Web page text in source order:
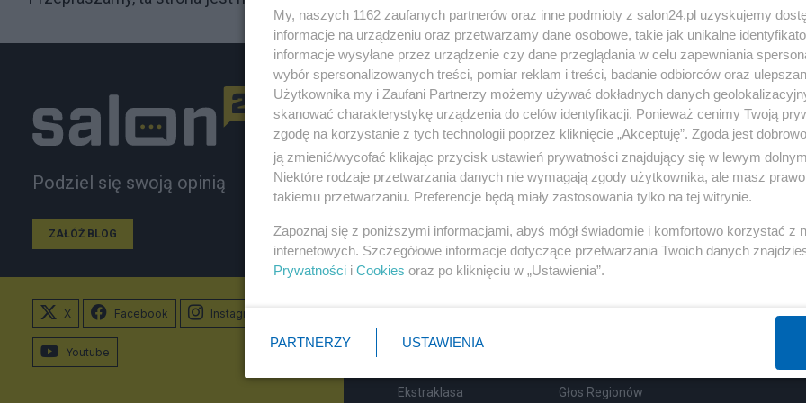
Podziel się swoją opinią
ZAŁÓŻ BLOG
Polityka
Rosja
PiS
Rząd
NATO
WIĘCEJ
Gospodarka
Biznes
Pieniądze
Centralny Port Komunikacyjny
Podatki
WIĘCEJ
Ekstraklasa Głos Regionów
X Facebook Instagram
Youtube
My, naszych 1162 zaufanych partnerów oraz inne podmioty z salon24.pl uzyskujemy
informacje na urządzeniu oraz przetwarzamy dane osobowe, takie jak unikalne
informacje wysyłane przez urządzenie czy dane przeglądania w celu zapewniania
wybór spersonalizowanych treści, pomiar reklam i treści, badanie odbiorców oraz
Użytkownika my i Zaufani Partnerzy możemy używać dokładnych danych
skanować charakterystykę urządzenia do celów identyfikacji. Ponieważ cenimy Twoją
zgodę na korzystanie z tych technologii poprzez kliknięcie „Akceptuję”. Zgoda jest
ją zmienić/wycofać klikając przycisk ustawień prywatności znajdujący się w lewym
Niektóre rodzaje przetwarzania danych nie wymagają zgody użytkownika, ale masz
takiemu przetwarzaniu. Preferencje będą miały zastosowania tylko na tej witrynie.
Zapoznaj się z poniższymi informacjami, abyś mógł świadomie i komfortowo korzystać z
internetowych. Szczegółowe informacje dotyczące przetwarzania Twoich danych
Prywatności i Cookies oraz po kliknięciu w „Ustawienia”.
PARTNERZY USTAWIENIA